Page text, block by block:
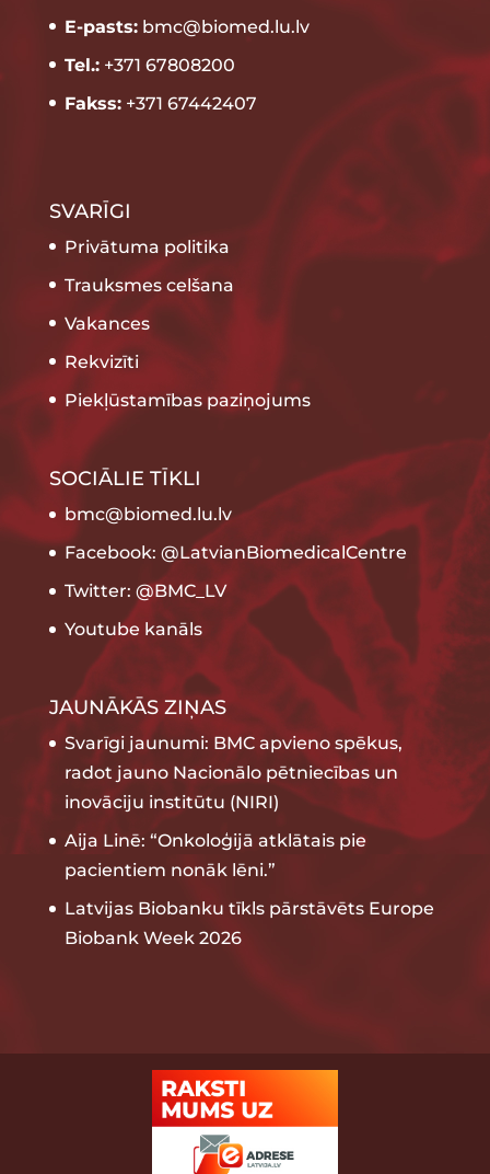
E-pasts:bmc@biomed.lu.lv
Tel.:+371 67808200
Fakss:+371 67442407
SVARĪGI
Privātuma politika
Trauksmes celšana
Vakances
Rekvizīti
Piekļūstamības paziņojums
SOCIĀLIE TĪKLI
bmc@biomed.lu.lv
Facebook: @LatvianBiomedicalCentre
Twitter: @BMC_LV
Youtube kanāls
JAUNĀKĀS ZIŅAS
Svarīgi jaunumi: BMC apvieno spēkus,
radot jauno Nacionālo pētniecības un
inovāciju institūtu (NIRI)
Aija Linē: “Onkoloģijā atklātais pie
pacientiem nonāk lēni.”
Latvijas Biobanku tīkls pārstāvēts Europe
Biobank Week 2026